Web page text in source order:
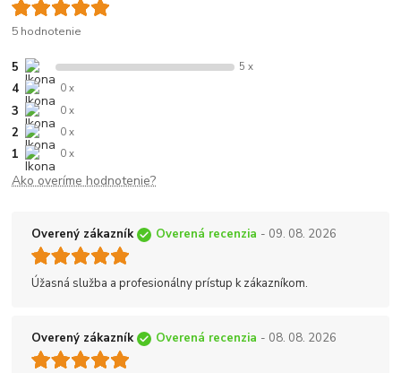
5 hodnotenie
5 5 x
4 0 x
3 0 x
2 0 x
1 0 x
Ako overíme hodnotenie?
Overený zákazník Overená recenzia - 09. 08. 2026
Úžasná služba a profesionálny prístup k zákazníkom.
Overený zákazník Overená recenzia - 08. 08. 2026